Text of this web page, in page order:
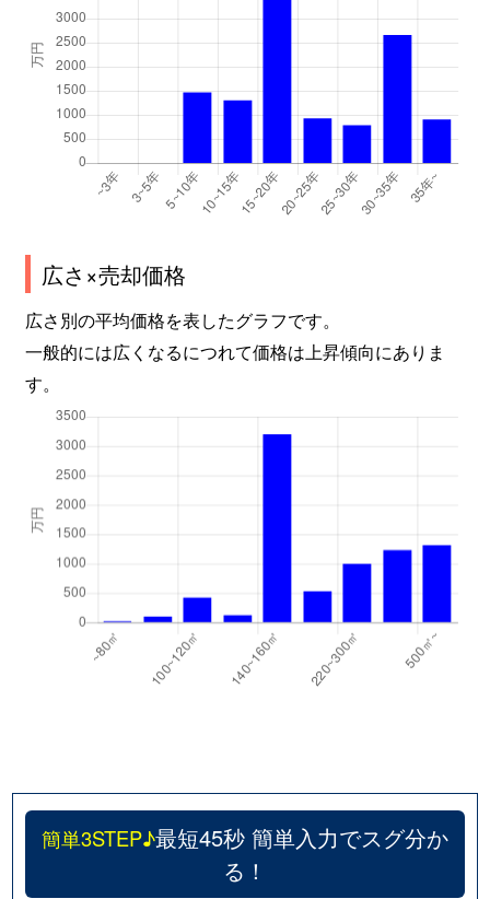
広さ×売却価格
広さ別の平均価格を表したグラフです。
一般的には広くなるにつれて価格は上昇傾向にありま
す。
簡単3STEP♪最短45秒 簡単入力でスグ分か
る！